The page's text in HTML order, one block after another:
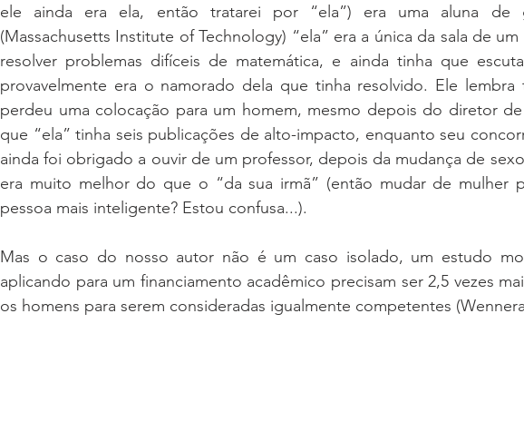
ele ainda era ela, então tratarei por “ela”) era uma aluna de
(Massachusetts Institute of Technology) “ela” era a única da sala de
resolver problemas difíceis de matemática, e ainda tinha que
provavelmente era o namorado dela que tinha resolvido. Ele
perdeu uma colocação para um homem, mesmo depois do diretor
que “ela” tinha seis publicações de alto-impacto, enquanto seu
ainda foi obrigado a ouvir de um professor, depois da mudança de
era muito melhor do que o “da sua irmã” (então mudar de mulher
pessoa mais inteligente? Estou confusa...).
Mas o caso do nosso autor não é um caso isolado, um estudo
aplicando para um financiamento acadêmico precisam ser 2,5 vezes
os homens para serem consideradas igualmente competentes